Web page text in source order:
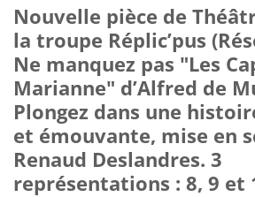
Nouvelle pièce de
la troupe Réplic’pus
Ne manquez pas "Les
Marianne" d’Alfred de
Plongez dans une
et émouvante, mise en
Renaud Deslandres. 3
représentations : 8, 9 et